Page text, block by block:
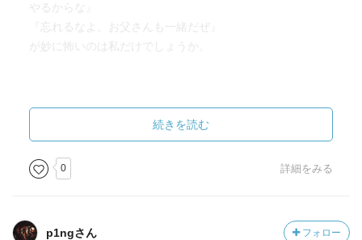
やるからな』
『忘れるなよ。お父さんも一緒だぜ』
が妙に怖いのは私だけでしょうか。
続きを読む
0 詳細をみる
p1ngさん フォロー